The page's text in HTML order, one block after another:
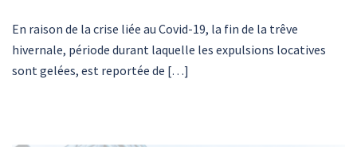
En raison de la crise liée au Covid-19, la fin de la trêve
hivernale, période durant laquelle les expulsions locatives
sont gelées, est reportée de […]